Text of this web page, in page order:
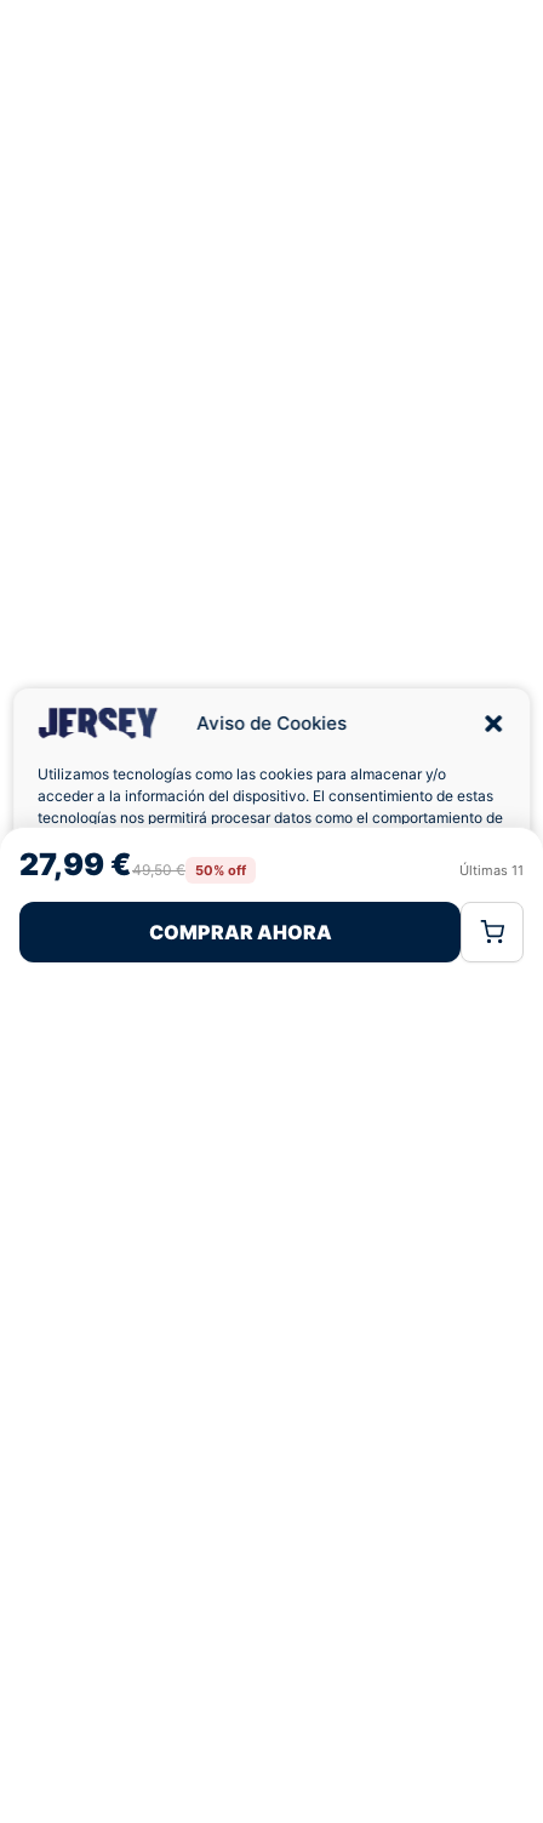
Aviso de Cookies
Utilizamos tecnologías como las cookies para almacenar y/o
acceder a la información del dispositivo. El consentimiento de estas
tecnologías nos permitirá procesar datos como el comportamiento de
retirar el consentimiento, puede afectar negativamente a ciertas
características y funciones.
Rechazar
Política de CookiesPolítica de Privacidad
27,99 €49,50 € 50% off Últimas 11
COMPRAR AHORA
Envíos a Domicilio Devolución 7 Días
Ofertas Sin Límites